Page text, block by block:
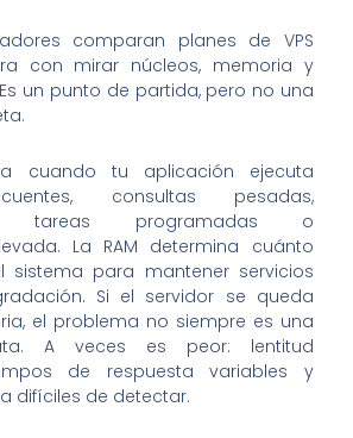
comparan planes de VPS
con mirar núcleos, memoria y
un punto de partida, pero no una
cuando tu aplicación ejecuta
consultas pesadas,
tareas programadas o
La RAM determina cuánto
sistema para mantener servicios
Si el servidor se queda
el problema no siempre es una
A veces es peor: lentitud
de respuesta variables y
difíciles de detectar.